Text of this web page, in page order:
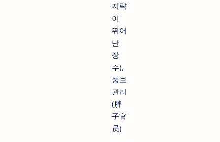
지략
이
뛰어
난
장
수),
뚱보
관리
(胖
子官
员)